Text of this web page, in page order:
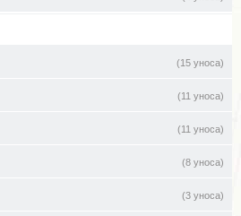
(15 уноса)
(11 уноса)
(11 уноса)
(8 уноса)
(3 уноса)